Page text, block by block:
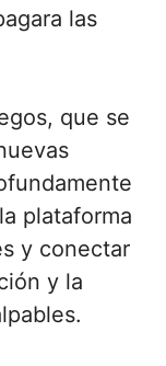
las
que se
plataforma
y conectar
y la